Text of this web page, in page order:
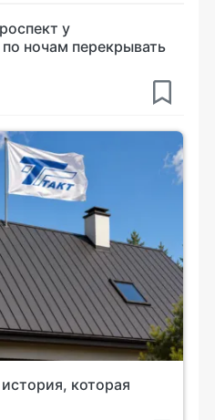
у
ночам перекрывать
которая